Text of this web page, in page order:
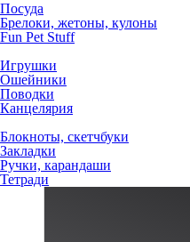
Посуда
Брелоки, жетоны, кулоны
Fun Pet Stuff
Игрушки
Ошейники
Поводки
Канцелярия
Блокноты, скетчбуки
Закладки
Ручки, карандаши
Тетради